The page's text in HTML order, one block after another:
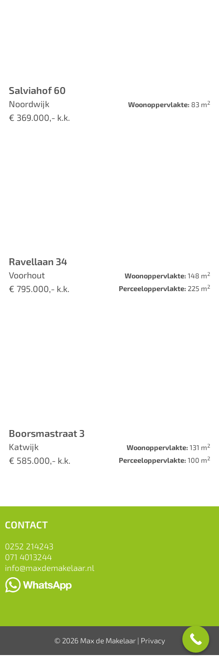
Salviahof 60
Noordwijk
€ 369.000,- k.k.
Woonoppervlakte: 83 m2
Ravellaan 34
Voorhout
€ 795.000,- k.k.
Woonoppervlakte: 148 m2
Perceeloppervlakte: 225 m2
Boorsmastraat 3
Katwijk
€ 585.000,- k.k.
Woonoppervlakte: 131 m2
Perceeloppervlakte: 100 m2
CONTACT
0252 214243
071 4013244
info@maxdemakelaar.nl
© 2026 Max de Makelaar | Privacy